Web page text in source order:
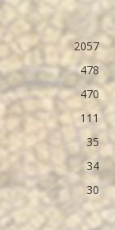
2057
478
470
111
35
34
30